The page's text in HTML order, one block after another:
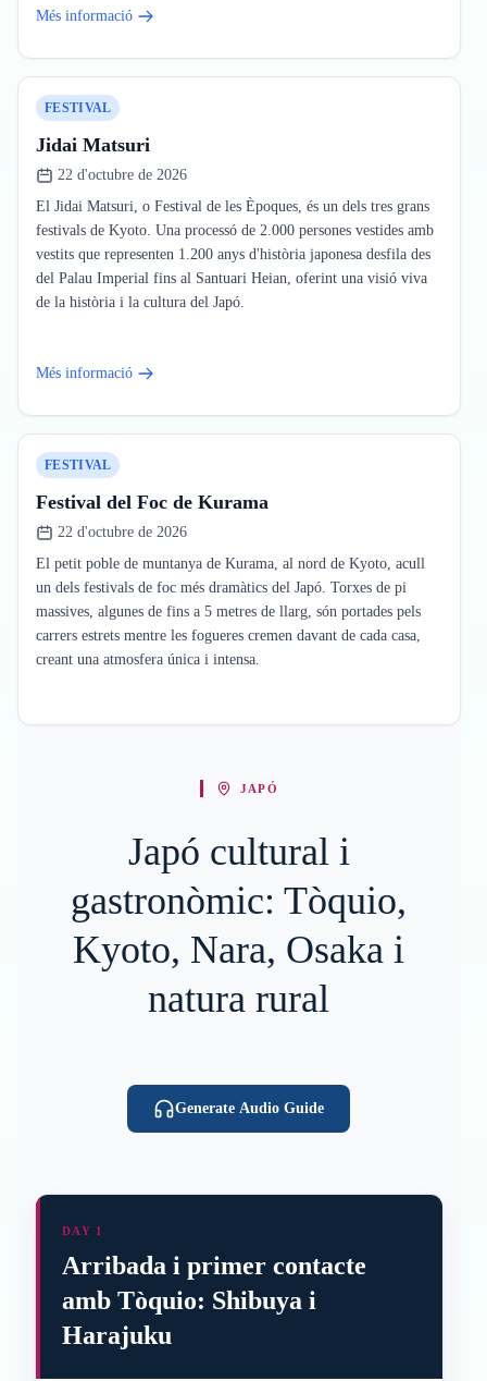
Més informació
FESTIVAL
Jidai Matsuri
22 d'octubre de 2026
El Jidai Matsuri, o Festival de les Èpoques, és un dels tres grans
festivals de Kyoto. Una processó de 2.000 persones vestides amb
vestits que representen 1.200 anys d'història japonesa desfila des
del Palau Imperial fins al Santuari Heian, oferint una visió viva
de la història i la cultura del Japó.
Més informació
FESTIVAL
Festival del Foc de Kurama
22 d'octubre de 2026
El petit poble de muntanya de Kurama, al nord de Kyoto, acull
un dels festivals de foc més dramàtics del Japó. Torxes de pi
massives, algunes de fins a 5 metres de llarg, són portades pels
carrers estrets mentre les fogueres cremen davant de cada casa,
creant una atmosfera única i intensa.
JAPÓ
Japó cultural i
gastronòmic: Tòquio,
Kyoto, Nara, Osaka i
natura rural
Generate Audio Guide
DAY 1
Arribada i primer contacte
amb Tòquio: Shibuya i
Harajuku